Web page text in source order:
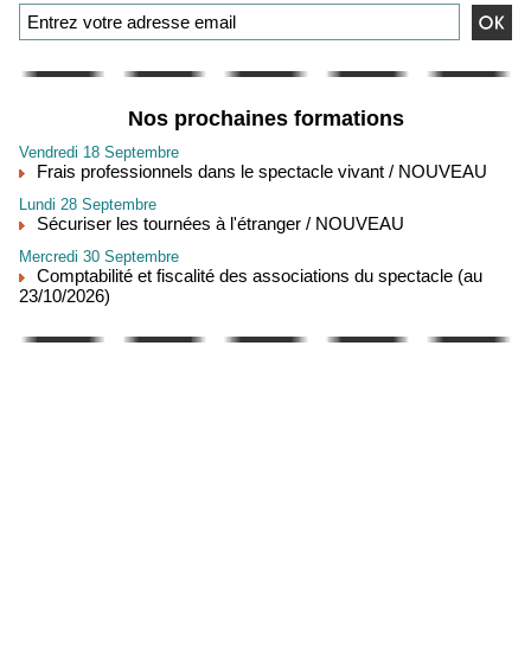
Nos prochaines formations
Vendredi 18 Septembre
Frais professionnels dans le spectacle vivant / NOUVEAU
Lundi 28 Septembre
Sécuriser les tournées à l'étranger / NOUVEAU
Mercredi 30 Septembre
Comptabilité et fiscalité des associations du spectacle (au
23/10/2026)